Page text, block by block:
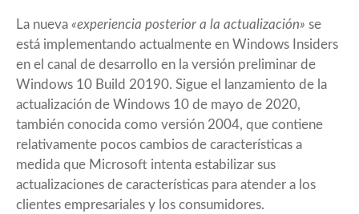
La nueva «experiencia posterior a la actualización» se
está implementando actualmente en Windows Insiders
en el canal de desarrollo en la versión preliminar de
Windows 10 Build 20190. Sigue el lanzamiento de la
actualización de Windows 10 de mayo de 2020,
también conocida como versión 2004, que contiene
relativamente pocos cambios de características a
medida que Microsoft intenta estabilizar sus
actualizaciones de características para atender a los
clientes empresariales y los consumidores.